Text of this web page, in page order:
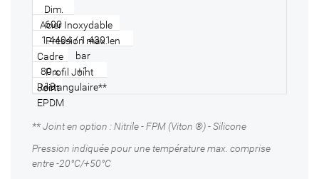
H10-
600-80
600
1.4404 / 1.4301
+1
80 x
10
Rectangulaire**
EPDM
** Joint en option : Nitrile - FPM (Viton ®) - Silicone
Pression indiquée pour une température max. comprise
entre -20°C/+50°C